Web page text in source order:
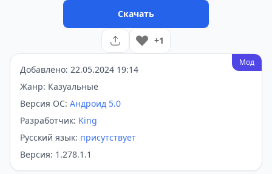
Скачать
+1
Мод
Добавлено: 22.05.2024 19:14
Жанр: Казуальные
Версия ОС: Андроид 5.0
Разработчик: King
Русский язык: присутствует
Версия: 1.278.1.1